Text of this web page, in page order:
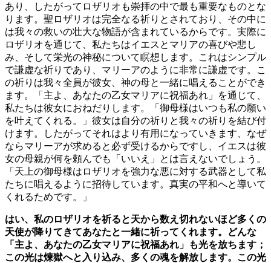
あり、したがってロザリオも崇拝の中で最も重要なものとな
ります。聖ロザリオは完全なる祈りとされており、その中に
は我々の救いの壮大な物語が含まれているからです。実際に
ロザリオを通じて、私たちはイエスとマリアの喜びや悲し
み、そして栄光の神秘について瞑想します。これはシンプル
で謙虚な祈りであり、マリーアのように非常に謙虚です。こ
の祈りは我々全員が彼女、神の母と一緒に唱えることができ
ます。「主よ、あなたの乙女マリアに祝福あれ」を通じて、
私たちは彼女におねだりします。「御母様はいつも私の願い
を叶えてくれる。」彼女は自分の祈りと我々の祈りを結び付
けます。したがってそれはより有用になっていきます、なぜ
ならマリーアが求めると必ず受けるからですし、イエスは彼
女の母親が何を頼んでも「いいえ」とは言えないでしょう。
「天上の御母様はロザリオを強力な悪に対する武器として私
たちに唱えるように招待しています。真実の平和へと導いて
くれるためです。」
はい、私のロザリオを祈ると天から数え切れないほど多くの
天使が降りてきてあなたと一緒に祈ってくれます。どんな
「主よ、あなたの乙女マリアに祝福あれ」も光を放ちます；
この光は煉獄へと入り込み、多くの魂を解放します。この光